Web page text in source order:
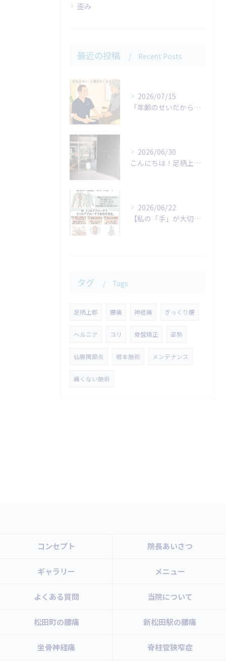
歪み
最近の投稿 Recent Posts
2026/07/15
「年齢のせいだから仕方がない…」
2026/06/30
こんにちは！足柄上整体院です。
2026/06/22
​【私の「手」が大切にしていること】
タグ Tags
足柄上郡 腰痛 神経痛 ぎっくり腰
ヘルニア コリ 骨盤矯正 姿勢
仙腸関節炎 根本施術 メンテナンス
痛くない施術
コンセプト 院長あいさつ
ギャラリー メニュー
よくある質問 当院について
松田町の腰痛 新松田駅の腰痛
坐骨神経痛 脊柱管狭窄症